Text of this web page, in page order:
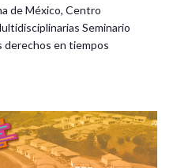
de México, Centro
Seminario
derechos en tiempos